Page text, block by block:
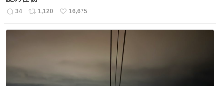
返
34
リ
1,120
い
16,675